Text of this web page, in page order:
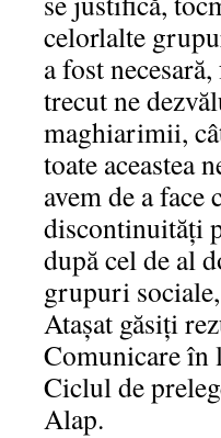
celorlalte
a fost
trecut ne
maghiarimii,
toate aceastea
avem de a
discontinuităţi
după cel de al
grupuri
Ataşat găsiţi
Comunicare în
Ciclul de
Alap.